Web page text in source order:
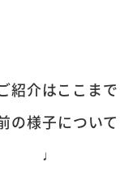
紹介はここまで
の様子につい
♩